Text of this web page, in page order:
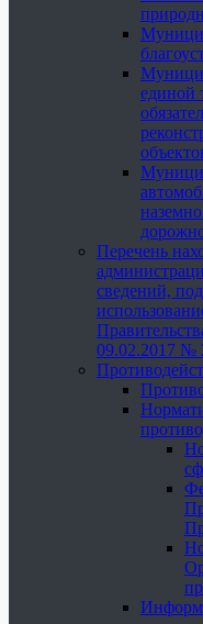
единой
Перечень
сведений,
09.02.2017 №